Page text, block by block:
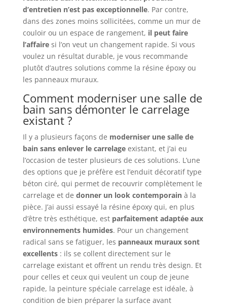
d’entretien n’est pas exceptionnelle. Par contre,
dans des zones moins sollicitées, comme un mur de
couloir ou un espace de rangement, il peut faire
l’affairesi l’on veut un changement rapide. Si vous
voulez un résultat durable, je vous recommande
plutôt d’autres solutions comme la résine époxy ou
les panneaux muraux.
Comment moderniser une salle de
bain sans démonter le carrelage
existant ?
Il y a plusieurs façons de moderniser une salle de
bain sans enlever le carrelageexistant, et j’ai eu
l’occasion de tester plusieurs de ces solutions. L’une
des options que je préfère est l’enduit décoratif type
béton ciré, qui permet de recouvrir complètement le
carrelage et de donner un look contemporainà la
pièce. J’ai aussi essayé la résine époxy qui, en plus
d’être très esthétique, est parfaitement adaptée aux
environnements humides. Pour un changement
radical sans se fatiguer, les panneaux muraux sont
excellents: ils se collent directement sur le
carrelage existant et offrent un rendu très design. Et
pour celles et ceux qui veulent un coup de jeune
rapide, la peinture spéciale carrelage est idéale, à
condition de bien préparer la surface avant